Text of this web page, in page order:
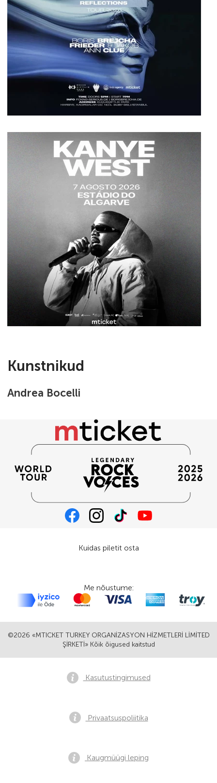
Kunstnikud
Andrea Bocelli
©2026 «MTICKET TURKEY ORGANİZASYON HİZMETLERİ LİMİTED
ŞİRKETİ» Kõik õigused kaitstud
Kuidas piletit osta
Me nõustume:
Kasutustingimused
Privaatsuspoliitika
Kaugmüügi leping